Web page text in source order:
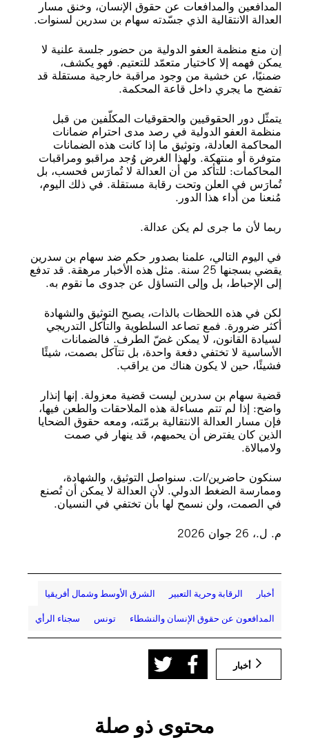
المدافعين والمدافعات عن حقوق الإنسان، وخنق مسار
العدالة الانتقالية الذي جسّدته سهام بن سدرين لسنوات.
إن منع منظمة العفو الدولية من حضور جلسة علنية لا
يمكن فهمه إلا كاختيار متعمّد للتعتيم. فهو يكشف،
ضمنيًا، عن خشية من وجود مراقبة خارجية مستقلة قد
تفضح ما يجري داخل قاعة المحكمة.
يتمثّل دور الحقوقيين والحقوقيات المكلّفين من قبل
منظمة العفو الدولية في رصد مدى احترام ضمانات
المحاكمة العادلة، وتوثيق ما إذا كانت هذه الضمانات
متوفرة أو منتهكة. ولهذا الغرض وُجد مراقبو ومراقبات
المحاكمات: للتأكد من أن العدالة لا تُمارَس فحسب، بل
تُمارَس في العلن وتحت رقابة مستقلة. في ذلك اليوم،
مُنعنا من أداء هذا الدور.
ربما لأن ما جرى لم يكن عدالة.
في اليوم التالي، علمنا بصدور حكم ضد سهام بن سدرين
يقضي بسجنها 25 سنة. مثل هذه الأخبار مرهقة. قد تدفع
إلى الإحباط، بل وإلى التساؤل عن جدوى ما نقوم به.
لكن في هذه اللحظات بالذات، يصبح التوثيق والشهادة
أكثر ضرورة. فمع تصاعد السلطوية والتآكل التدريجي
لسيادة القانون، لا يمكن غضّ الطرف. فالضمانات
الأساسية لا تختفي دفعة واحدة، بل تتآكل بصمت، شيئًا
فشيئًا، حين لا يكون هناك من يراقب.
قضية سهام بن سدرين ليست قضية معزولة. إنها إنذار
واضح: إذا لم تتم مساءلة هذه الملاحقات والطعن فيها،
فإن مسار العدالة الانتقالية برمّته، ومعه حقوق الضحايا
الذين كان يفترض أن يحميهم، قد ينهار في صمت
ولامبالاة.
سنكون حاضرين/ات. سنواصل التوثيق، والشهادة،
وممارسة الضغط الدولي. لأن العدالة لا يمكن أن تُصنع
في الصمت، ولن نسمح لها بأن تختفي في النسيان.
م. ل.، 26 جوان 2026
أخبار الرقابة وحرية التعبير الشرق الأوسط وشمال أفريقيا
المدافعون عن حقوق الإنسان والنشطاء تونس سجناء الرأي
أخبار
محتوى ذو صلة